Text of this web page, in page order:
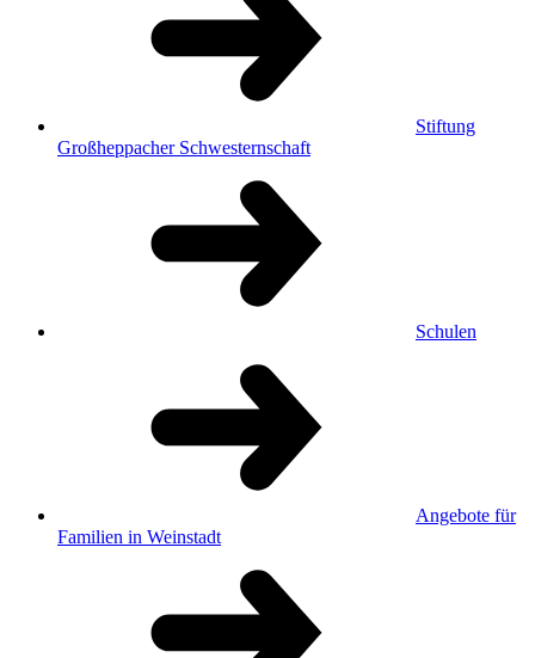
Stiftung
Großheppacher Schwesternschaft
Schulen
Angebote für
Familien in Weinstadt